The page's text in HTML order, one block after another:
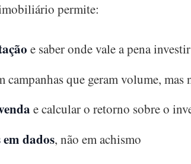
permite:
e saber onde vale a pena
campanhas que geram volume, mas
e calcular o retorno sobre o
em dados, não em achismo